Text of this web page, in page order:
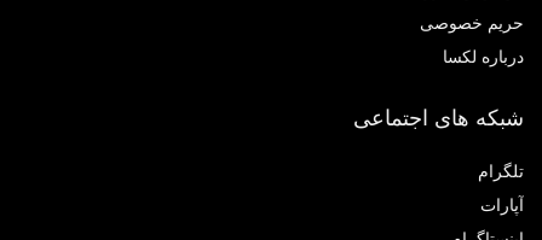
حریم خصوصی
درباره لکسا
شبکه های اجتماعی
تلگرام
آپارات